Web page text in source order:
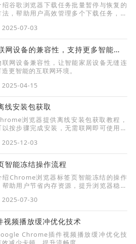
绍谷歌浏览器下载任务批量暂停与恢复的
法，帮助用户高效管理多个下载任务，提
2025-07-03
谷歌浏览器加强对物联网设备的兼容性，支持更多智能家居
联网设备兼容性，让智能家居设备无缝连
更智能的互联网环境。
2025-04-15
线安装包获取
浏览器提供离线安装包获取教程，
以按步骤完成安装，无需联网即可使用浏
2025-12-03
智能冻结操作流程
绍Chrome浏览器标签页智能冻结的操作
帮助用户节省内存资源，提升浏览器稳定
2025-07-30
频播放缓冲优化技术
Chrome插件视频播放缓冲优化技